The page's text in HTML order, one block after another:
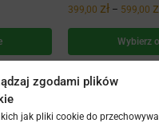
zgodami plików
jak pliki cookie do
399,00 zł – 599,00
Wybierz